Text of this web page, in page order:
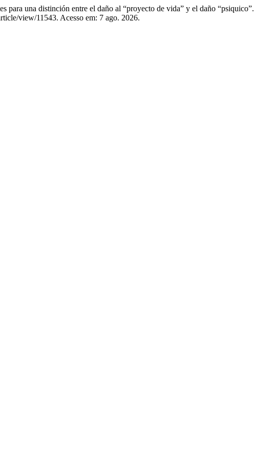
una distinción entre el daño al “proyecto de vida” y el daño “psiquico”.
view/11543. Acesso em: 7 ago. 2026.